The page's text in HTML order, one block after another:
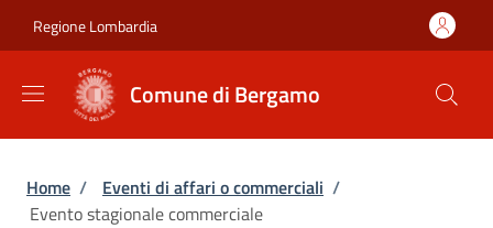
Regione Lombardia
Comune di Bergamo
Briciole di pane
Home / Eventi di affari o commerciali /
Evento stagionale commerciale